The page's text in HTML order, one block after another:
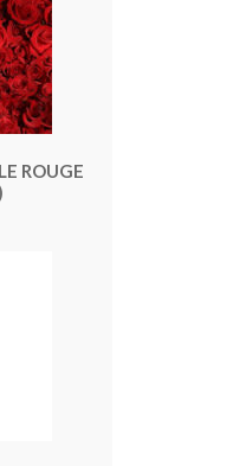
ROUGE